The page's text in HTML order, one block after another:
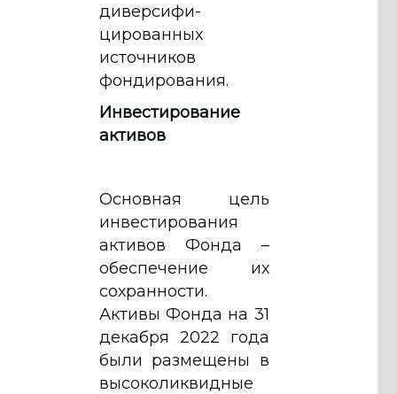
диверсифи­
цированных
источников
фондирования.
Инвестирование
активов
Основная цель
инвестирования
активов Фонда –
обеспечение их
сохранности.
Активы Фонда на 31
декабря 2022 года
были размещены в
высоколиквидные